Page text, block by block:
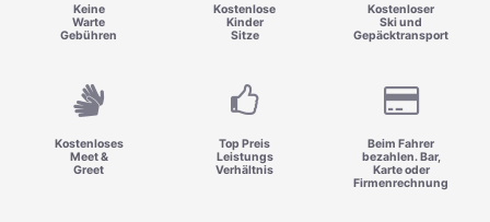
Keine
Warte
Gebühren
Kostenlose
Kinder
Sitze
Kostenloser
Ski und
Gepäcktransport
Kostenloses
Meet &
Greet
Top Preis
Leistungs
Verhältnis
Beim Fahrer
bezahlen. Bar,
Karte oder
Firmenrechnung